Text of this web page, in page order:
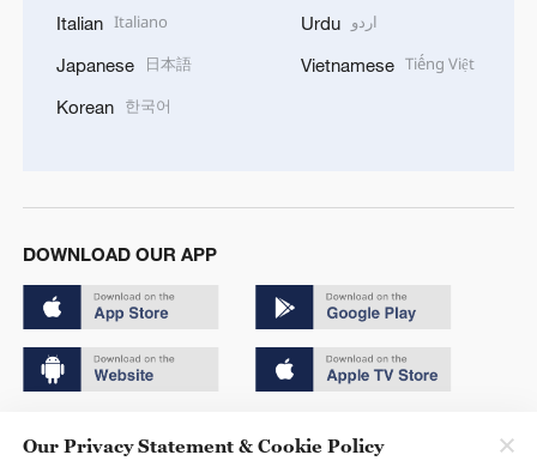
Italian Italiano
Japanese 日本語
Korean 한국어
Urdu اردو
Vietnamese Tiếng Việt
DOWNLOAD OUR APP
Our Privacy Statement & Cookie Policy